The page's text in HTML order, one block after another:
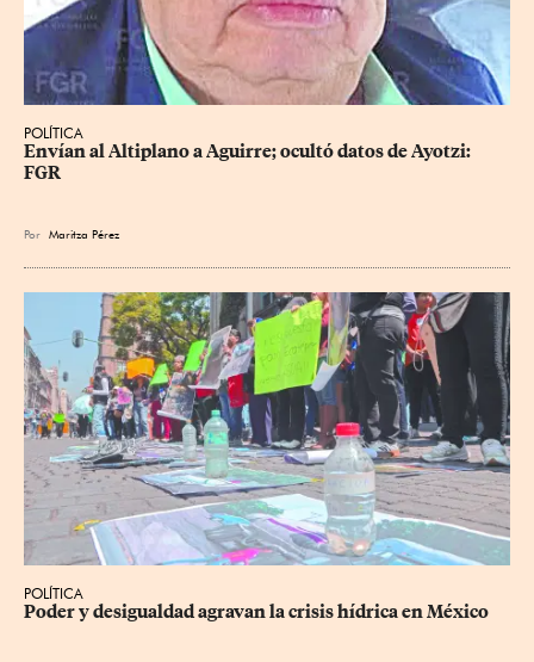
POLÍTICA
Envían al Altiplano a Aguirre; ocultó datos de Ayotzi:
FGR
Por Maritza Pérez
POLÍTICA
Poder y desigualdad agravan la crisis hídrica en México